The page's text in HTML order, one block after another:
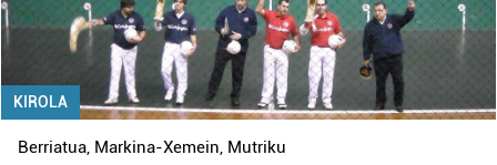
KIROLA
Berriatua, Markina-Xemein, Mutriku